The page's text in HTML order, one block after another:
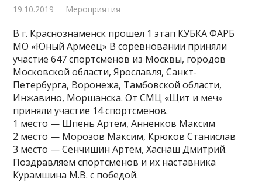
19.10.2019 Мероприятия
В г. Краснознаменск прошел 1 этап КУБКА ФАРБ
МО «Юный Армеец» В соревновании приняли
участие 647 спортсменов из Москвы, городов
Московской области, Ярославля, Санкт-
Петербурга, Воронежа, Тамбовской области,
Инжавино, Моршанска. От СМЦ «Щит и меч»
приняли участие 14 спортсменов.
1 место — Шпень Артем, Анненков Максим
2 место — Морозов Максим, Крюков Станислав
3 место — Сенчишин Артем, Хаснаш Дмитрий.
Поздравляем спортсменов и их наставника
Курамшина М.В. с победой.